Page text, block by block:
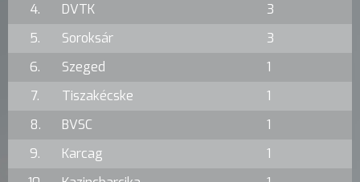
4.
DVTK
3
5.
Soroksár
3
6.
Szeged
1
7.
Tiszakécske
1
8.
BVSC
1
9.
Karcag
1